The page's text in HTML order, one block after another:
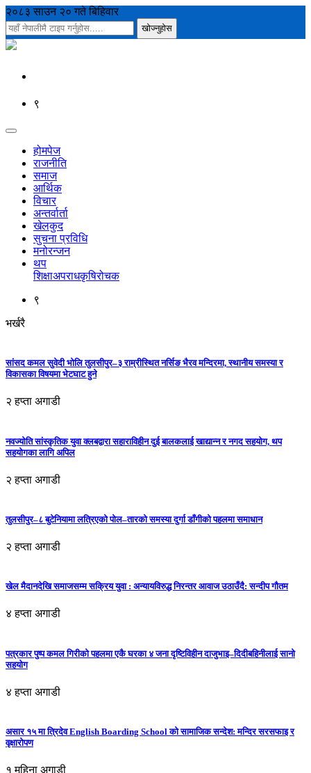
२०८३ साउन २० गते बिहिवार
९
होमपेज
राजनीति
समाज
आर्थिक
विचार
अन्तर्वार्ता
खेलकुद
सुचना प्रविधि
मनोरन्जन
थप
शिक्षाअपराधकृषिरोचक
९
भर्खरै
सांसद कमल सुवेदी भोलि तुलसीपुर–३ राम्रीस्थित नर्सिङ भैरव मन्दिरमा, स्थानीय समस्या र
विकासका विषयमा भेटघाट हुने
२ हप्ता अगाडी
नवज्योति सांस्कृतिक युवा क्लबद्वारा सहाराविहीन दुई बालकलाई खाद्यान्न र नगद सहयोग, थप
सहयोगका लागि अपिल
२ हप्ता अगाडी
तुलसीपुर–८ बुटेनियामा लत्रिएको पोल–तारको समस्या दुर्गा डाँगीको पहलमा समाधान
२ हप्ता अगाडी
खेल मैदानदेखि समाजसम्म सक्रिय युवा : अन्यायविरुद्ध निरन्तर आवाज उठाउँदै: सन्दीप गौतम
४ हप्ता अगाडी
पत्रकार पुष्प कमल गिरीको पहलमा एकै घरका ४ जना दृष्टिविहीन दाजुभाइ–दिदीबहिनीलाई सानो
सहयोग
४ हप्ता अगाडी
असार १५ मा त्रिदेव English Boarding School को सामाजिक सन्देश: मन्दिर सरसफाइ र
वृक्षारोपण
१ महिना अगाडी